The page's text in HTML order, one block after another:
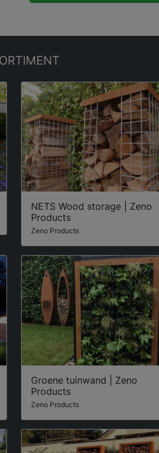
NETS Wood storage | Zeno
Products
Zeno Products
Groene tuinwand | Zeno
Products
Zeno Products